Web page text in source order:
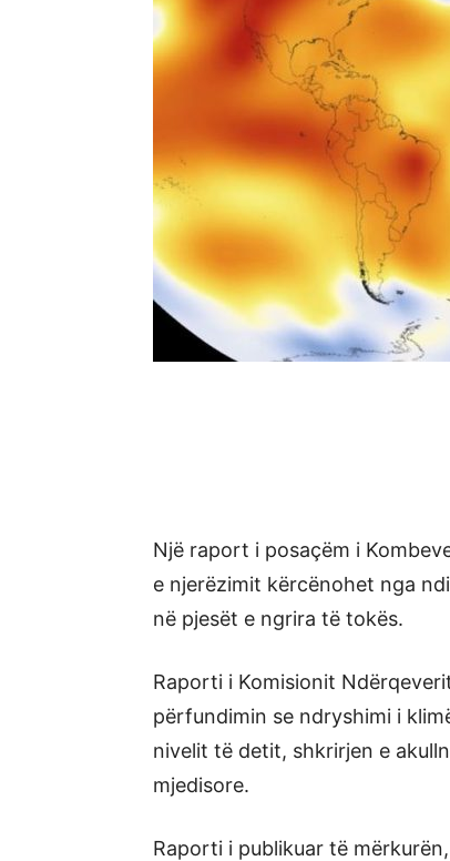
Një raport i posaçëm i
e njerëzimit kërcënohet nga
në pjesët e ngrira të tokës.
Raporti i Komisionit
përfundimin se ndryshimi i
nivelit të detit, shkrirjen e
mjedisore.
Raporti i publikuar të